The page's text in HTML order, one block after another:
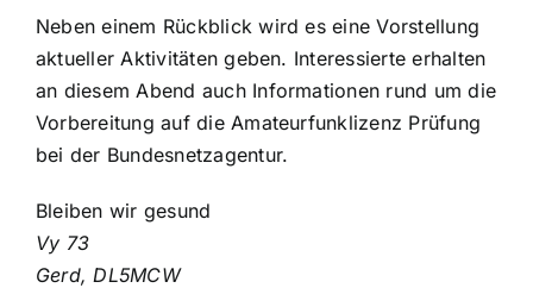
Neben einem Rückblick wird es eine Vorstellung
aktueller Aktivitäten geben. Interessierte erhalten
an diesem Abend auch Informationen rund um die
Vorbereitung auf die Amateurfunklizenz Prüfung
bei der Bundesnetzagentur.
Bleiben wir gesund
Vy 73
Gerd, DL5MCW